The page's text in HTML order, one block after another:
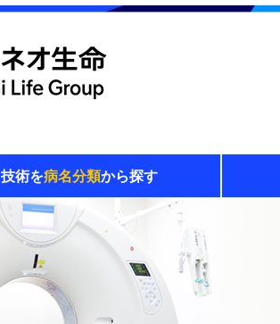
技術を病名分類から探す